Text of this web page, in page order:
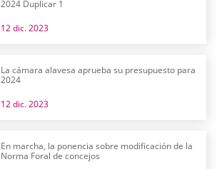
2024 Duplicar 1
12 dic. 2023
La cámara alavesa aprueba su presupuesto para
2024
12 dic. 2023
En marcha, la ponencia sobre modificación de la
Norma Foral de concejos